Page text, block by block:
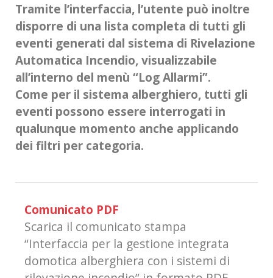
Tramite l’interfaccia, l’utente può inoltre
disporre di una lista completa di tutti gli
eventi generati dal sistema di Rivelazione
Automatica Incendio, visualizzabile
all’interno del menù “Log Allarmi”.
Come per il sistema alberghiero, tutti gli
eventi possono essere interrogati in
qualunque momento anche applicando
dei filtri per categoria.
Comunicato PDF
Scarica il comunicato stampa
“Interfaccia per la gestione integrata
domotica alberghiera con i sistemi di